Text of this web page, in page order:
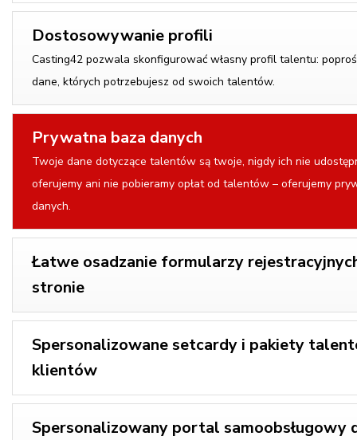
Dostosowywanie profili
Casting42 pozwala skonfigurować własny profil talentu:
dane, których potrzebujesz od swoich talentów.
Prywatna baza danych
Twoje dane dotyczące talentów są twoje, nigdy ich nie
oferujemy ani nie pobieramy opłat od talentów – oferujemy
danych.
Łatwe osadzanie formularzy
stronie
Spersonalizowane setcardy i pakiety
klientów
Spersonalizowany portal samoobsługowy